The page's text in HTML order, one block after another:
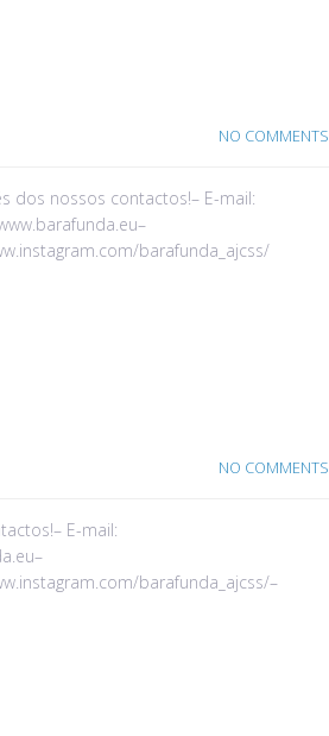
NO COMMENTS
dos nossos contactos!– E-mail:
barafunda_ajcss/
NO COMMENTS
E-mail:
barafunda_ajcss/–